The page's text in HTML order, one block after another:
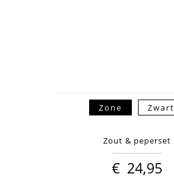
Zone Zwart
Zout & peperset
€ 24,95